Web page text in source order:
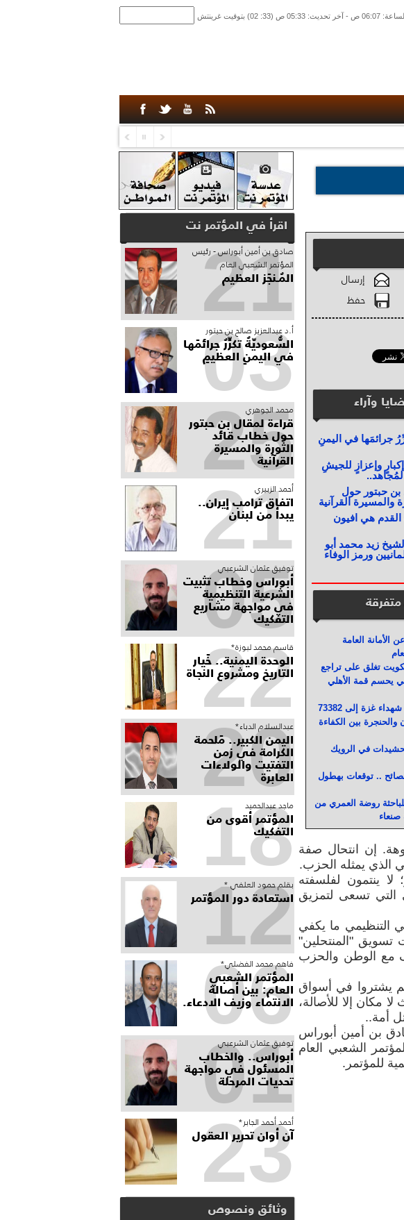
إرسال
حفظ
وآراء
جرائمَها في اليمنِ
وإعزازٍ للجيشِ
بن حبتور حول
والمسيرة القرآنية
هي افيون
زيد محمد أبو
ورمز الوفاء
الأمانة العامة
تغلق على تراجع
يحسم قمة الأهلي
غزة إلى 73382
والحنجرة بين الكفاءة
في الرويك
.. توقعات بهطول
للباحثة روضة العمري من
صنعاء
إن انتحال صفة
الذي يمثله الحزب.
ينتمون لفلسفته
التي تسعى لتمزيق
التنظيمي ما يكفي
تسويق "المنتحلين"
مع الوطن والحزب
يشتروا في أسواق
مكان إلا للأصالة،
أمة..
بن أمين أبوراس
الشعبي العام
للمؤتمر.
اقرأ في المؤتمر نت
صادق‮ ‬بن‮ ‬أمين‮ ‬أبوراس - رئيس‮
‬المؤتمر‮ ‬الشعبي‮ ‬العام
المُـنجَز العظيم
21
أ.د عبدالعزيز صالح بن حبتور
السُّعوديّةُ تكرِّرُ جرائمَها
في اليمنِ العظيمِ
03
محمد الجوهري
قراءة لمقال بن حبتور
حول خطاب قائد
الثورة والمسيرة
القرآنية
25
أحمد الزبيري
اتفاق ترامب إيران..
يبدأ من لبنان
21
توفيق عثمان الشرعبي
أبوراس وخطاب تثبيت
الشرعية التنظيمية
في مواجهة مشاريع
التفكيك
05
قاسم محمد لبوزة*
الوحدة اليمنية.. خَيار
التاريخ ومشروع النجاة
22
عبدالسلام الدباء*
​اليمن الكبير.. مَلحمة
الكرامة في زمن
التفتيت والولاءات
العابرة
20
ماجد عبدالحميد
المؤتمر أقوى من
التفكيك
18
بقلم حمود العلفي *
استعادة دور المؤتمر
12
فاهم محمد الفضلي*
المؤتمر الشعبي
العام: بين أصالة
الانتماء وزيف الادعاء.
06
توفيق عثمان الشرعبي
أبوراس.. والخطاب
المسئول في مواجهة
تحديات المرحلة
01
أحمد أحمد الجابر*
آن أوان تحرير العقول
23
وثائق ونصوص